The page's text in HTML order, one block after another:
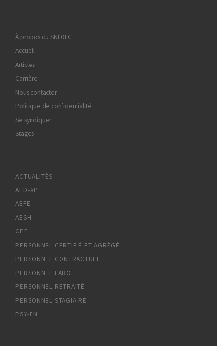
À propos du SNFOLC
Accueil
Articles
Carrière
Nous contacter
Politique de confidentialité
Se syndiquer
Stages
ACTUALITÉS
AED-AP
AEFE
AESH
CPE
PERSONNEL CERTIFIÉ ET AGRÉGÉ
PERSONNEL CONTRACTUEL
PERSONNEL LABO
PERSONNEL RETRAITÉ
PERSONNEL STAGIAIRE
PSY-EN